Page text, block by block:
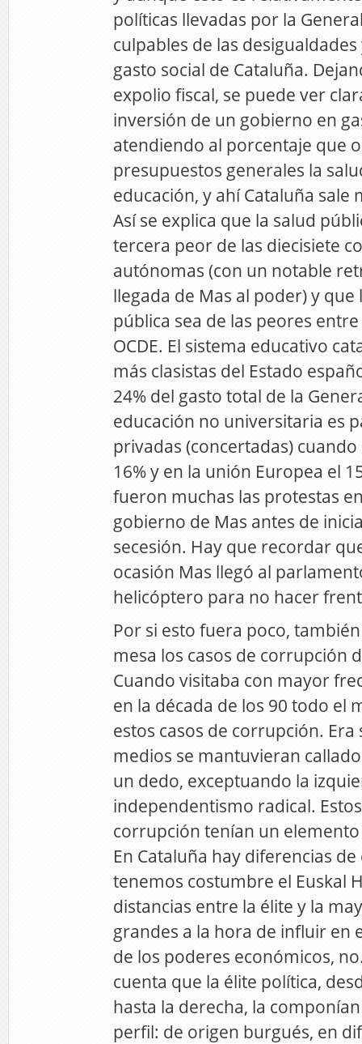
políticas llevadas por la
culpables de las
gasto social de Cataluña.
expolio fiscal, se puede ver
inversión de un gobierno en
atendiendo al porcentaje que
presupuestos generales la
educación, y ahí Cataluña sale
Así se explica que la salud
tercera peor de las diecisiete
autónomas (con un notable
llegada de Mas al poder) y que
pública sea de las peores
OCDE. El sistema educativo
más clasistas del Estado
24% del gasto total de la
educación no universitaria es
privadas (concertadas) cuando
16% y en la unión Europea el
fueron muchas las protestas
gobierno de Mas antes de
secesión. Hay que recordar
ocasión Mas llegó al
helicóptero para no hacer
Por si esto fuera poco,
mesa los casos de corrupción
Cuando visitaba con mayor
en la década de los 90 todo el
estos casos de corrupción.
medios se mantuvieran
un dedo, exceptuando la
independentismo radical.
corrupción tenían un
En Cataluña hay diferencias
tenemos costumbre el Euskal
distancias entre la élite y la
grandes a la hora de influir en
de los poderes económicos,
cuenta que la élite política,
hasta la derecha, la
perfil: de origen burgués, en